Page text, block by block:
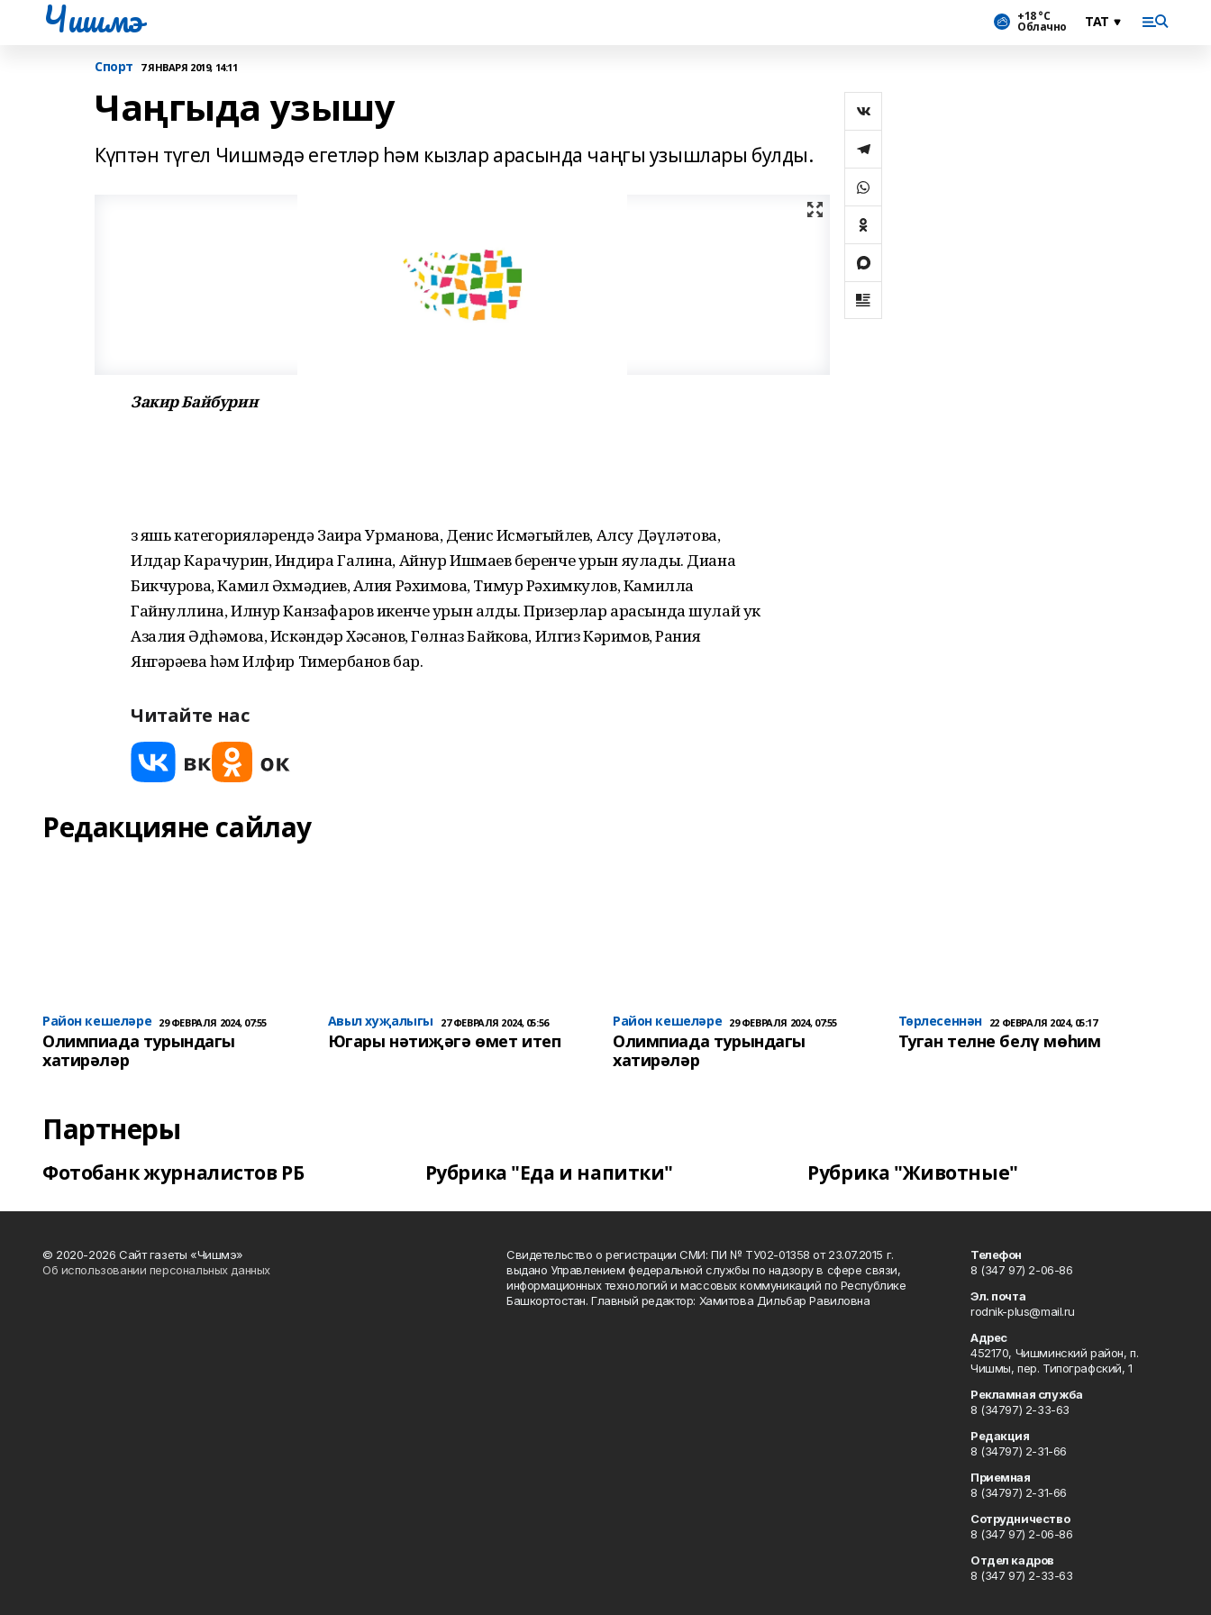
Чишмэ +18 °С
Облачно
Спорт 7 ЯНВАРЯ 2019, 14:11
Чаңгыда узышу
Күптән түгел Чишмәдә егетләр һәм кызлар арасында чаңгы узышлары булды.
Закир Байбурин
Үз яшь категорияләрендә Заира Урманова, Денис Исмәгыйлев, Алсу Дәүләтова,
Илдар Карачурин, Индира Галина, Айнур Ишмаев беренче урын яулады. Диана
Бикчурова, Камил Әхмәдиев, Алия Рәхимова, Тимур Рәхимкулов, Камилла
Гайнуллина, Илнур Канзафаров икенче урын алды. Призерлар арасында шулай ук
Азалия Әдһәмова, Искәндәр Хәсәнов, Гөлназ Байкова, Илгиз Кәримов, Рания
Янгәрәева һәм Илфир Тимербанов бар.
Читайте нас
Редакцияне сайлау
Район кешеләре 29 ФЕВРАЛЯ 2024, 07:55
Олимпиада турындагы
хатирәләр
Авыл хуҗалыгы 27 ФЕВРАЛЯ 2024, 05:56
Югары нәтиҗәгә өмет итеп
Район кешеләре 29 ФЕВРАЛЯ 2024, 07:55
Олимпиада турындагы
хатирәләр
Төрлесеннән 22 ФЕВРАЛЯ 2024, 05:17
Туган телне белү мөһим
Партнеры
Фотобанк журналистов РБ Рубрика "Еда и напитки" Рубрика "Животные"
© 2020-2026 Сайт газеты «Чишмэ»
Об использовании персональных данных
Свидетельство о регистрации СМИ: ПИ № ТУ02-01358 от 23.07.2015 г.
выдано Управлением федеральной службы по надзору в сфере связи,
информационных технологий и массовых коммуникаций по Республике
Башкортостан. Главный редактор: Хамитова Дильбар Равиловна
Телефон
8 (347 97) 2-06-86
Эл. почта
rodnik-plus@mail.ru
Адрес
452170, Чишминский район, п.
Чишмы, пер. Типографский, 1
Рекламная служба
8 (34797) 2-33-63
Редакция
8 (34797) 2-31-66
Приемная
8 (34797) 2-31-66
Сотрудничество
8 (347 97) 2-06-86
Отдел кадров
8 (347 97) 2-33-63